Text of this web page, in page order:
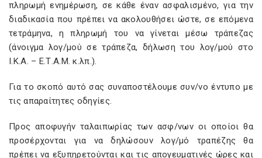
πληρωμή ενημέρωση, σε κάθε έναν ασφαλισμένο, για την
διαδικασία που πρέπει να ακολουθήσει ώστε, σε επόμενα
τετράμηνα, η πληρωμή του να γίνεται μέσω τράπεζας
(άνοιγμα λογ/μού σε τράπεζα, δήλωση του λογ/μού στο
Ι.Κ.Α. – Ε.Τ.A.M. κ.λπ.).
Για το σκοπό αυτό σας συναποστέλουμε συν/νο έντυπο με
τις απαραίτητες οδηγίες.
Προς αποφυγήν ταλαιπωρίας των ασφ/νων οι οποίοι θα
προσέρχονται για να δηλώσουν λογ/μό τραπέζης θα
πρέπει να εξυπηρετούνται και τις απογευματινές ώρες και